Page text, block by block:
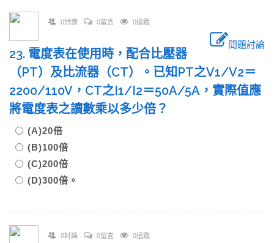
0討論 0留言 0追蹤
問題討論
23. 電度表在使用時，配合比壓器
（PT）及比流器（CT）。已知PT之V1/V2＝
2200/110V，CT之I1/I2＝50A/5A，實際值應
將電度表之讀數乘以多少倍？
(A)20倍
(B)100倍
(C)200倍
(D)300倍。
0討論 0留言 0追蹤